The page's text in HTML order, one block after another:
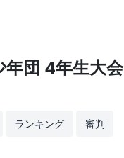
団 4年生大会
ランキング 審判